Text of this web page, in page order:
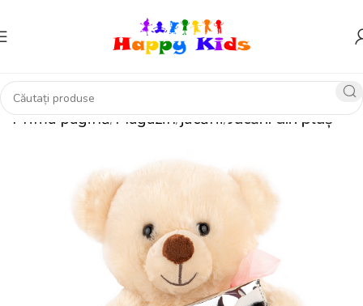
Prima pagină Magazin jucării Jucării din pluș